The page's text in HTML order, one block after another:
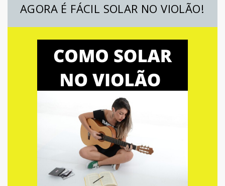
AGORA É FÁCIL SOLAR NO VIOLÃO!